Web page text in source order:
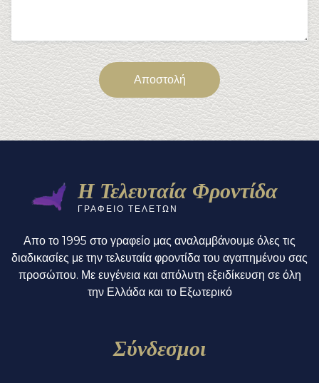
Αποστολή
Η Τελευταία Φροντίδα
ΓΡΑΦΕΙΟ ΤΕΛΕΤΩΝ
Απο το 1995 στο γραφείο μας αναλαμβάνουμε όλες τις
διαδικασίες με την τελευταία φροντίδα του αγαπημένου σας
προσώπου. Με ευγένεια και απόλυτη εξειδίκευση σε όλη
την Ελλάδα και το Εξωτερικό
Σύνδεσμοι